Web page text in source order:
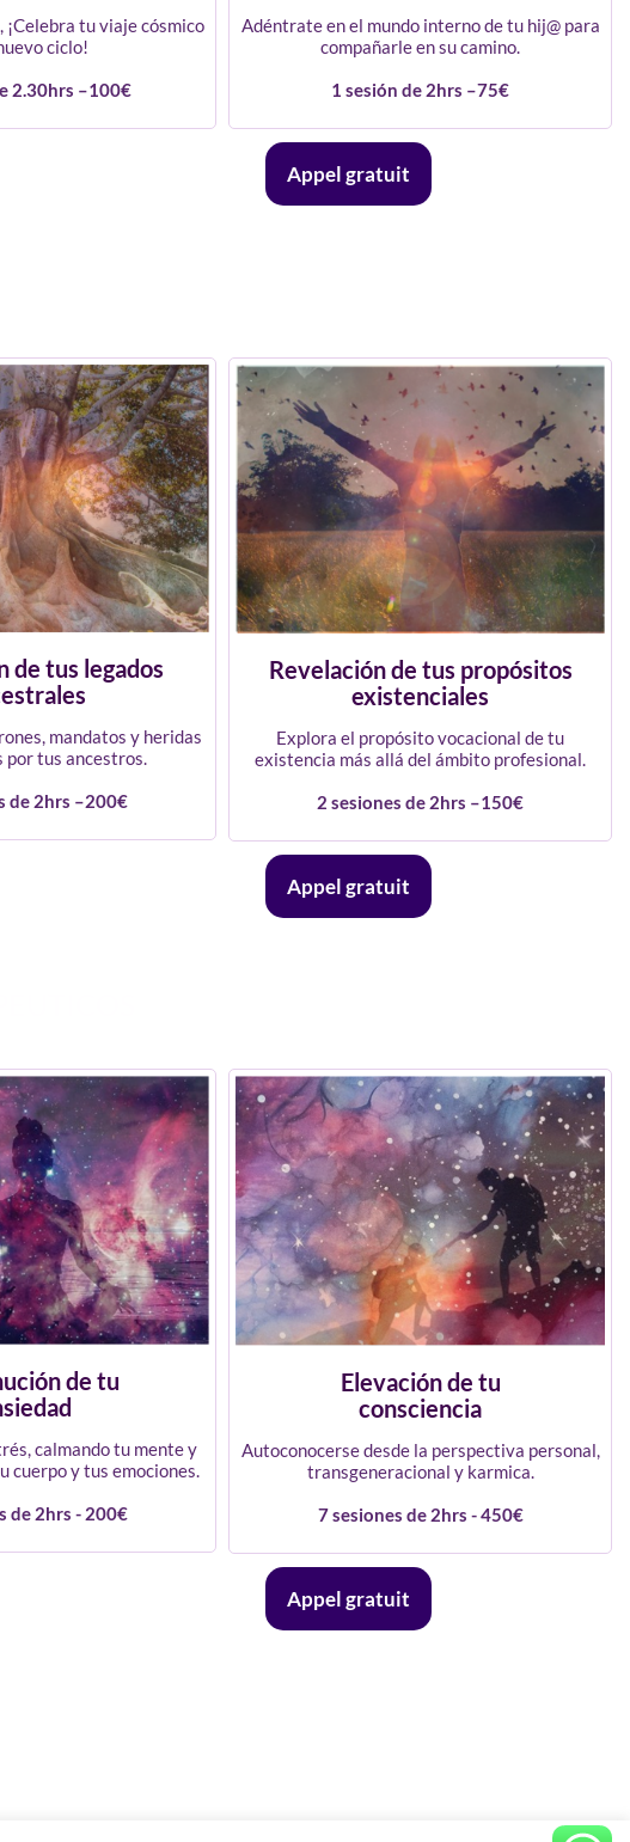
¡Celebra tu viaje cósmico
ciclo!
2.30hrs –100€
Adéntrate en el mundo interno de tu hij@ para
compañarle en su camino.
1 sesión de 2hrs –75€
Appel gratuit
de tus legados
mandatos y heridas
tus ancestros.
de 2hrs –200€
Revelación de tus propósitos
existenciales
Explora el propósito vocacional de tu
existencia más allá del ámbito profesional.
2 sesiones de 2hrs –150€
Appel gratuit
de tu
calmando tu mente y
cuerpo y tus emociones.
de 2hrs - 200€
Elevación de tu
consciencia
Autoconocerse desde la perspectiva personal,
transgeneracional y karmica.
7 sesiones de 2hrs - 450€
Appel gratuit